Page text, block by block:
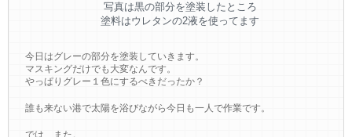
写真は黒の部分を塗装したところ
塗料はウレタンの2液を使ってます
今日はグレーの部分を塗装していきます。
マスキングだけでも大変なんです。
やっぱりグレー１色にするべきだったか？
誰も来ない港で太陽を浴びながら今日も一人で作業です。